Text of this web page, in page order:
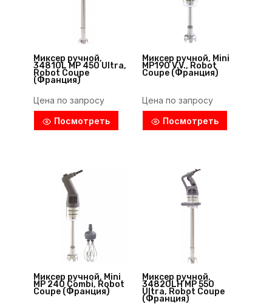
Миксер ручной,
34810L MP 450 Ultra,
Robot Coupe
(Франция)
Цена по запросу
Посмотреть
Миксер ручной, Mini
MP190 V.V., Robot
Coupe (Франция)
Цена по запросу
Посмотреть
Миксер ручной, Mini
MP 240 Combi, Robot
Coupe (Франция)
Миксер ручной,
34820LH MP 550
Ultra, Robot Coupe
(Франция)